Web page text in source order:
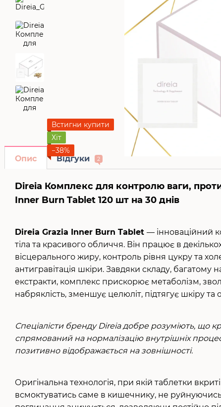
Встигни купити
Хіт
−38%
Опис Відгуки 2
Direia Комплекс для контролю ваги,
Inner Burn Tablet 120 шт на 30 днів
Direia Grazia Inner Burn Tablet — інноваційний
тіла та красивого обличчя. Він працює в
вісцерального жиру, контроль рівня цукру та
антигравітація шкіри. Завдяки складу, багатому
екстракти, комплекс прискорює метаболізм,
набряклість, зменшує целюліт, підтягує шкіру та
Спеціалісти бренду Direia добре розуміють, що
спрямований на нормалізацію внутрішніх
позитивно відображається на зовнішності.
Оригінальна технологія, при якій таблетки
всмоктуватись саме в кишечнику, не